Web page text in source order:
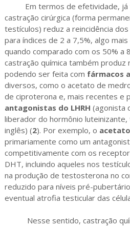
Em termos de efetividade, já
castração cirúrgica (forma
testículos) reduz a reincidência
para índices de 2 a 7,5%, algo
quando comparado com os 50% a
castração química também produz
podendo ser feita com fármacos
diversos, como o acetato de
de ciproterona e, mais recentes e
antagonistas do LHRH (agonista
liberador do hormônio
inglês) (2). Por exemplo, o
primariamente como um
competitivamente com os
DHT, incluindo aqueles nos
na produção de testosterona no
reduzido para níveis pré-
eventual atrofia testicular das
Nesse sentido, castração